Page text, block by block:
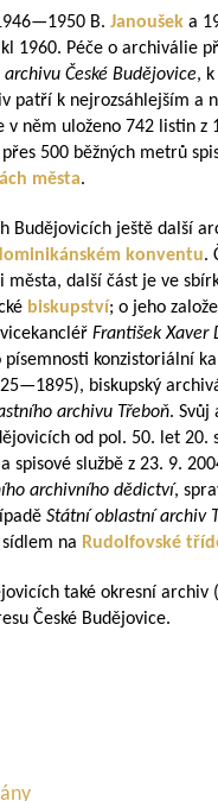
B. Janoušek a
1960. Péče o archiválie
archivu České Budějovice,
patří k nejrozsáhlejším a
v něm uloženo 742 listin z
500 běžných metrů
města.
Budějovicích ještě další
konventu.
města, další část je ve
biskupství; o jeho
František Xaver
konzistoriální
), biskupský
archivu Třeboň. Svůj
od pol. 50. let
spisové službě z 23. 9.
archivního dědictví,
Státní oblastní archiv
sídlem na Rudolfovské
také okresní archiv
České Budějovice.